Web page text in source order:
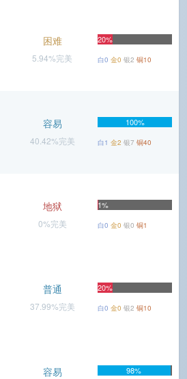
困难
5.94%完美
20%
白0 金0 银2 铜10
容易
40.42%完美
100%
白1 金2 银7 铜40
地狱
0%完美
1%
白0 金0 银0 铜1
普通
37.99%完美
20%
白0 金0 银2 铜10
容易 98%